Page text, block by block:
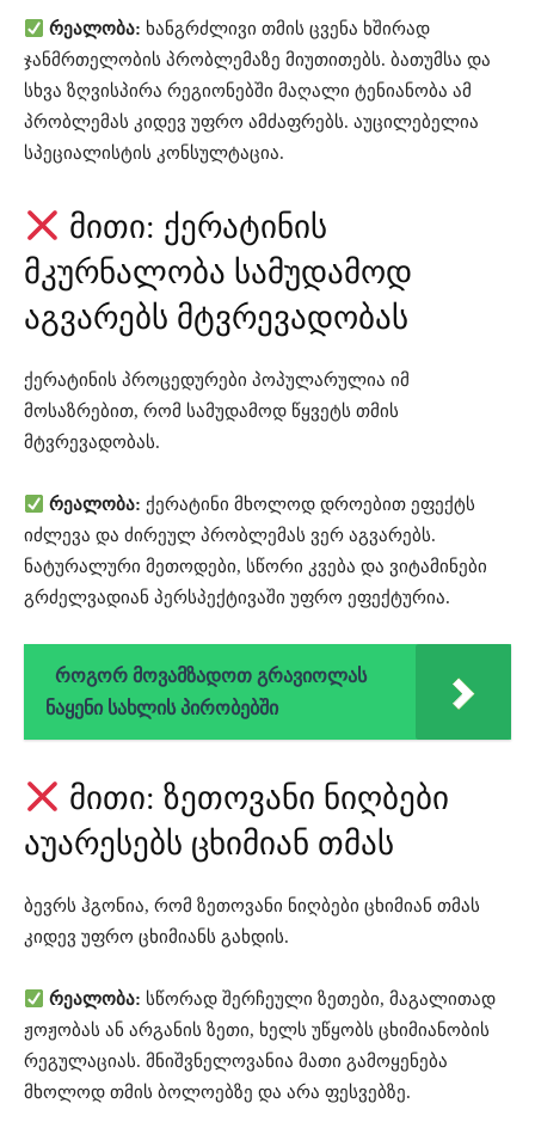
რეალობა: ხანგრძლივი თმის ცვენა ხშირად
ჯანმრთელობის პრობლემაზე მიუთითებს. ბათუმსა და
სხვა ზღვისპირა რეგიონებში მაღალი ტენიანობა ამ
პრობლემას კიდევ უფრო ამძაფრებს. აუცილებელია
სპეციალისტის კონსულტაცია.
მითი: ქერატინის
მკურნალობა სამუდამოდ
აგვარებს მტვრევადობას
ქერატინის პროცედურები პოპულარულია იმ
მოსაზრებით, რომ სამუდამოდ წყვეტს თმის
მტვრევადობას.
რეალობა: ქერატინი მხოლოდ დროებით ეფექტს
იძლევა და ძირეულ პრობლემას ვერ აგვარებს.
ნატურალური მეთოდები, სწორი კვება და ვიტამინები
გრძელვადიან პერსპექტივაში უფრო ეფექტურია.
როგორ მოვამზადოთ გრავიოლას
ნაყენი სახლის პირობებში
მითი: ზეთოვანი ნიღბები
აუარესებს ცხიმიან თმას
ბევრს ჰგონია, რომ ზეთოვანი ნიღბები ცხიმიან თმას
კიდევ უფრო ცხიმიანს გახდის.
რეალობა: სწორად შერჩეული ზეთები, მაგალითად
ჟოჟობას ან არგანის ზეთი, ხელს უწყობს ცხიმიანობის
რეგულაციას. მნიშვნელოვანია მათი გამოყენება
მხოლოდ თმის ბოლოებზე და არა ფესვებზე.